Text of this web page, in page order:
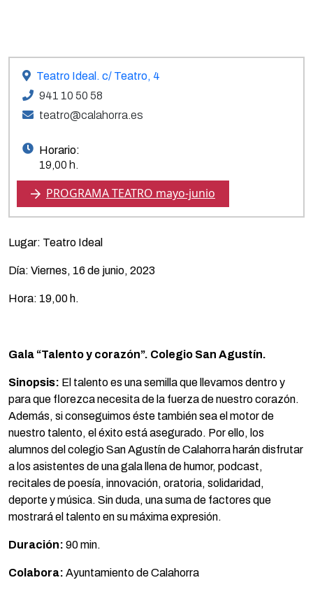
Teatro Ideal. c/ Teatro, 4
941 10 50 58
teatro@calahorra.es
Horario:
19,00 h.
PROGRAMA TEATRO mayo-junio
Lugar: Teatro Ideal
Día: Viernes, 16 de junio, 2023
Hora: 19,00 h.
Gala “Talento y corazón”. Colegio San Agustín.
Sinopsis: El talento es una semilla que llevamos dentro y
para que florezca necesita de la fuerza de nuestro corazón.
Además, si conseguimos éste también sea el motor de
nuestro talento, el éxito está asegurado. Por ello, los
alumnos del colegio San Agustín de Calahorra harán disfrutar
a los asistentes de una gala llena de humor, podcast,
recitales de poesía, innovación, oratoria, solidaridad,
deporte y música. Sin duda, una suma de factores que
mostrará el talento en su máxima expresión.
Duración: 90 min.
Colabora: Ayuntamiento de Calahorra